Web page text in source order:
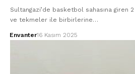
Sultangazi’de basketbol sahasına giren
ve tekmeler ile birbirlerine…
Envanter16 Kasım 2025